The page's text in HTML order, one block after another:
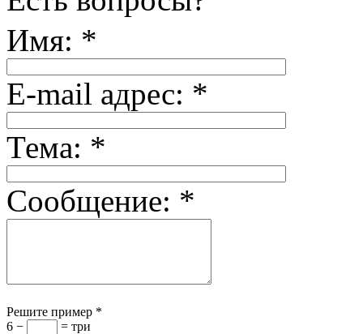
Имя: *
E-mail адрес: *
Тема: *
Сообщение: *
Решите пример *
6 −
= три